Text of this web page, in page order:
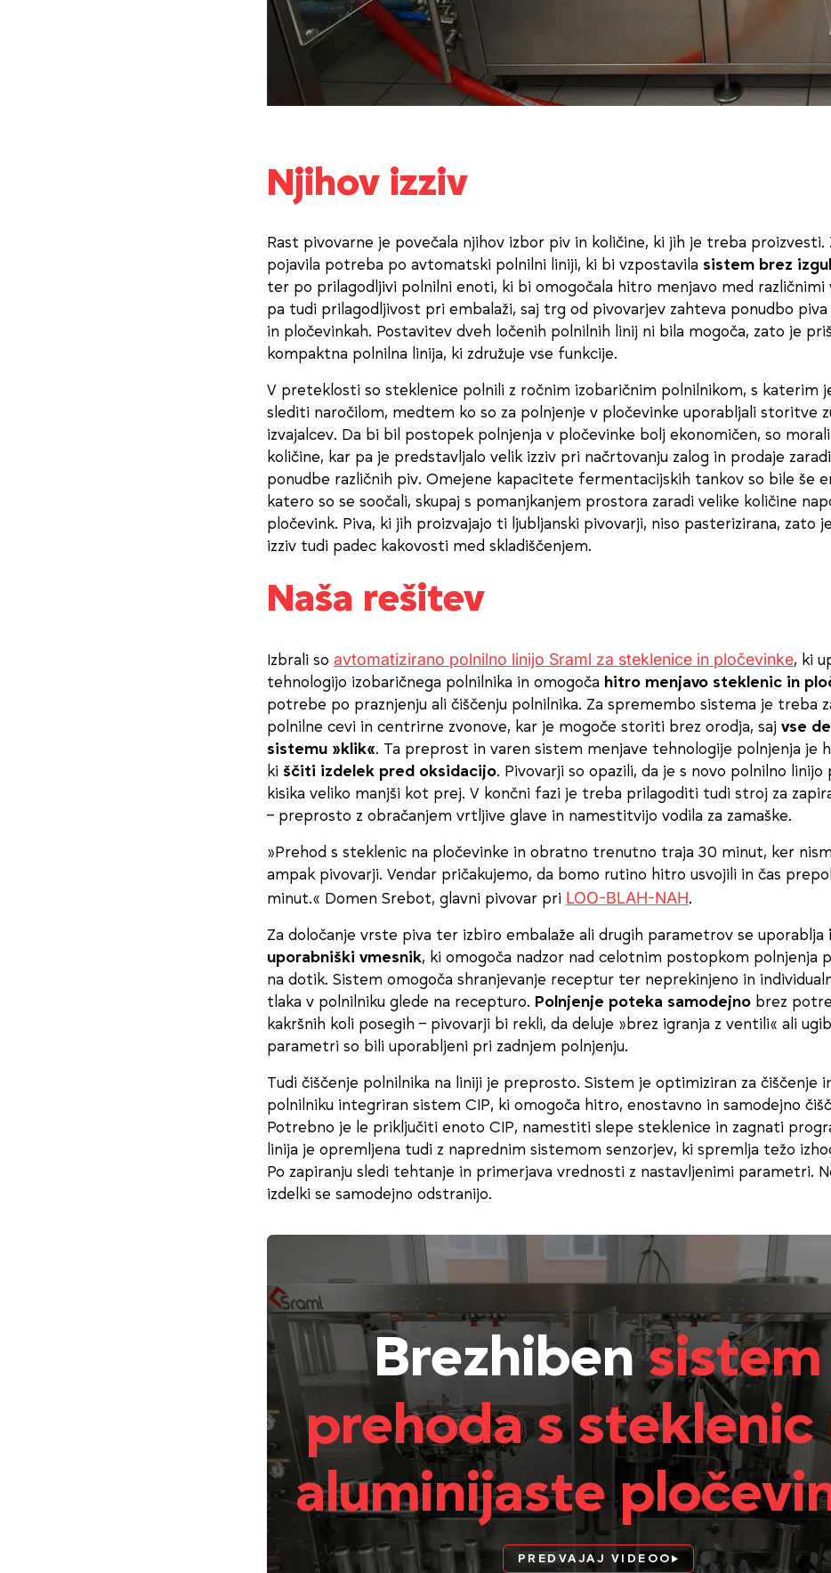
Njihov izziv
Rast pivovarne je povečala njihov izbor piv in količine, ki jih je treba proizvesti.
pojavila potreba po avtomatski polnilni liniji, ki bi vzpostavila sistem brez
ter po prilagodljivi polnilni enoti, ki bi omogočala hitro menjavo med različnimi
pa tudi prilagodljivost pri embalaži, saj trg od pivovarjev zahteva ponudbo
in pločevinkah. Postavitev dveh ločenih polnilnih linij ni bila mogoča, zato je
kompaktna polnilna linija, ki združuje vse funkcije.
V preteklosti so steklenice polnili z ročnim izobaričnim polnilnikom, s katerim
slediti naročilom, medtem ko so za polnjenje v pločevinke uporabljali storitve
izvajalcev. Da bi bil postopek polnjenja v pločevinke bolj ekonomičen, so
količine, kar pa je predstavljalo velik izziv pri načrtovanju zalog in prodaje
ponudbe različnih piv. Omejene kapacitete fermentacijskih tankov so bile še
katero so se soočali, skupaj s pomanjkanjem prostora zaradi velike količine
pločevink. Piva, ki jih proizvajajo ti ljubljanski pivovarji, niso pasterizirana, zato
izziv tudi padec kakovosti med skladiščenjem.
Naša rešitev
Izbrali so avtomatizirano polnilno linijo Sraml za steklenice in pločevinke, ki
tehnologijo izobaričnega polnilnika in omogoča hitro menjavo steklenic in
potrebe po praznjenju ali čiščenju polnilnika. Za spremembo sistema je treba
polnilne cevi in centrirne zvonove, kar je mogoče storiti brez orodja, saj vse
sistemu »klik«. Ta preprost in varen sistem menjave tehnologije polnjenja je
ki ščiti izdelek pred oksidacijo. Pivovarji so opazili, da je s novo polnilno linijo
kisika veliko manjši kot prej. V končni fazi je treba prilagoditi tudi stroj za
– preprosto z obračanjem vrtljive glave in namestitvijo vodila za zamaške.
»Prehod s steklenic na pločevinke in obratno trenutno traja 30 minut, ker
ampak pivovarji. Vendar pričakujemo, da bomo rutino hitro usvojili in čas
minut.« Domen Srebot, glavni pivovar pri LOO-BLAH-NAH.
Za določanje vrste piva ter izbiro embalaže ali drugih parametrov se uporablja
uporabniški vmesnik, ki omogoča nadzor nad celotnim postopkom polnjenja
na dotik. Sistem omogoča shranjevanje receptur ter neprekinjeno in
tlaka v polnilniku glede na recepturo. Polnjenje poteka samodejno brez
kakršnih koli posegih – pivovarji bi rekli, da deluje »brez igranja z ventili« ali
parametri so bili uporabljeni pri zadnjem polnjenju.
Tudi čiščenje polnilnika na liniji je preprosto. Sistem je optimiziran za čiščenje
polnilniku integriran sistem CIP, ki omogoča hitro, enostavno in samodejno
Potrebno je le priključiti enoto CIP, namestiti slepe steklenice in zagnati
linija je opremljena tudi z naprednim sistemom senzorjev, ki spremlja težo
Po zapiranju sledi tehtanje in primerjava vrednosti z nastavljenimi parametri.
izdelki se samodejno odstranijo.
Brezhiben sistem
prehoda s steklenic
aluminijaste
PREDVAJAJ VIDEOO